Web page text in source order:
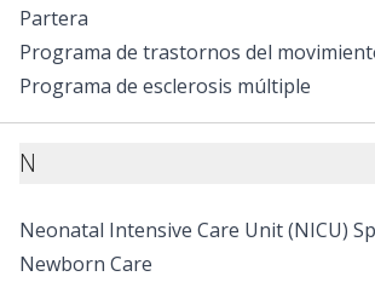
Partera
Programa de trastornos del
Programa de esclerosis múltiple
N
Neonatal Intensive Care Unit (NICU)
Newborn Care